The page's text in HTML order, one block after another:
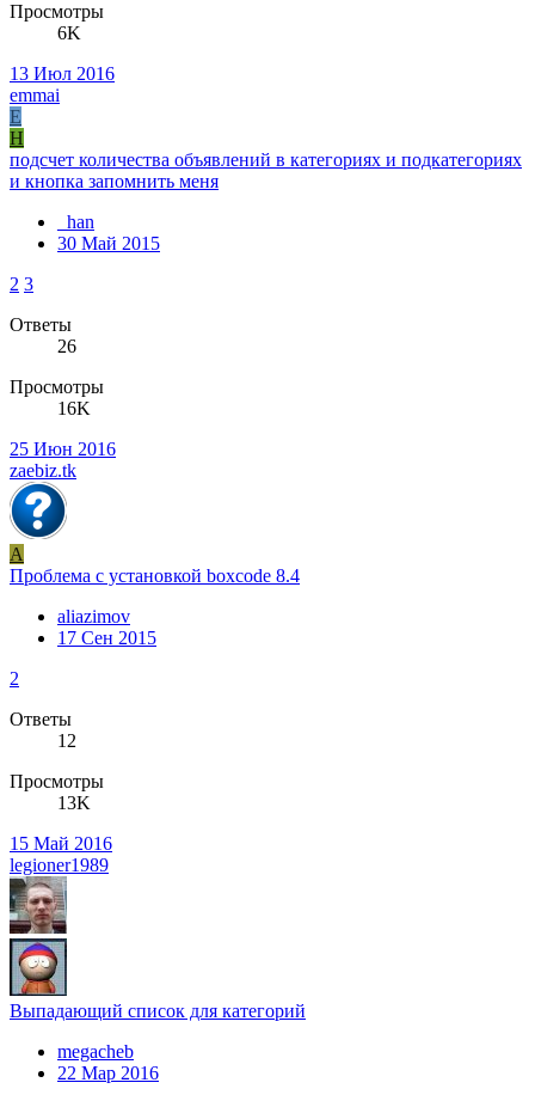
Просмотры
6K
13 Июл 2016
emmai
E
H
подсчет количества объявлений в категориях и подкатегориях
и кнопка запомнить меня
_han
30 Май 2015
2 3
Ответы
26
Просмотры
16K
25 Июн 2016
zaebiz.tk
A
Проблема с установкой boxcode 8.4
aliazimov
17 Сен 2015
2
Ответы
12
Просмотры
13K
15 Май 2016
legioner1989
Выпадающий список для категорий
megacheb
22 Мар 2016